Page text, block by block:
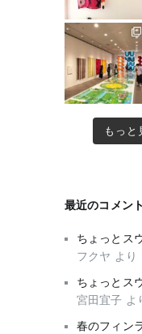
もっと
最近のコメント
ちょっとス
フクヤ より
ちょっとス
宮田宜子 よ
春のフィン